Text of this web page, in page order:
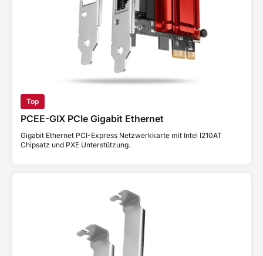
Top
PCEE-GIX PCIe Gigabit Ethernet
Gigabit Ethernet PCI-Express Netzwerkkarte mit Intel I210AT
Chipsatz und PXE Unterstützung.